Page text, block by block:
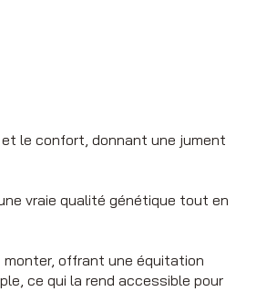
le confort, donnant une jument
vraie qualité génétique tout en
monter, offrant une équitation
ce qui la rend accessible pour